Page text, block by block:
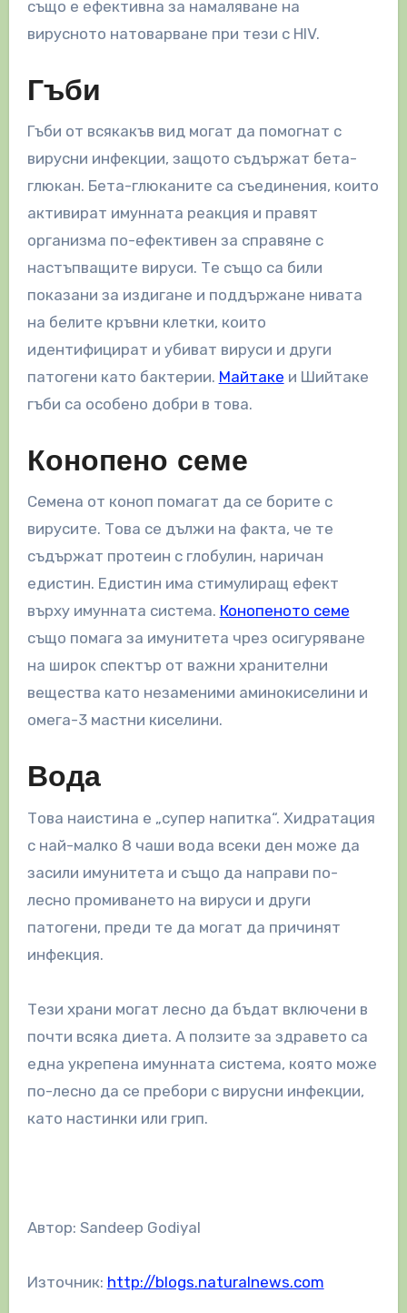
също е ефективна за намаляване на
вирусното натоварване при тези с HIV.
Гъби
Гъби от всякакъв вид могат да помогнат с
вирусни инфекции, защото съдържат бета-
глюкан. Бета-глюканите са съединения, които
активират имунната реакция и правят
организма по-ефективен за справяне с
настъпващите вируси. Те също са били
показани за издигане и поддържане нивата
на белите кръвни клетки, които
идентифицират и убиват вируси и други
патогени като бактерии. Майтаке и Шийтаке
гъби са особено добри в това.
Конопено семе
Семена от коноп помагат да се борите с
вирусите. Това се дължи на факта, че те
съдържат протеин с глобулин, наричан
едистин. Едистин има стимулиращ ефект
върху имунната система. Конопеното семе
също помага за имунитета чрез осигуряване
на широк спектър от важни хранителни
вещества като незаменими аминокиселини и
омега-3 мастни киселини.
Вода
Това наистина е „супер напитка“. Хидратация
с най-малко 8 чаши вода всеки ден може да
засили имунитета и също да направи по-
лесно промиването на вируси и други
патогени, преди те да могат да причинят
инфекция.
Тези храни могат лесно да бъдат включени в
почти всяка диета. А ползите за здравето са
една укрепена имунната система, която може
по-лесно да се пребори с вирусни инфекции,
като настинки или грип.
Автор: Sandeep Godiyal
Източник: http://blogs.naturalnews.com